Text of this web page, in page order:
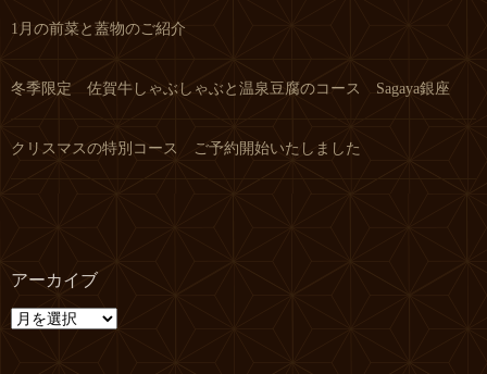
1月の前菜と蓋物のご紹介
冬季限定 佐賀牛しゃぶしゃぶと温泉豆腐のコース Sagaya銀座
クリスマスの特別コース ご予約開始いたしました
アーカイブ
ア